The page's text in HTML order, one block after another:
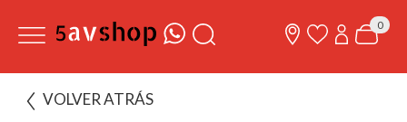
0
VOLVER ATRÁS